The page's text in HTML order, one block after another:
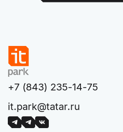
+7 (843) 235-14-75
it.park@tatar.ru